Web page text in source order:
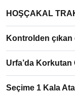
HOŞÇAKAL
Kontrolden
Urfa’da Korkutan
Seçime 1 Kala